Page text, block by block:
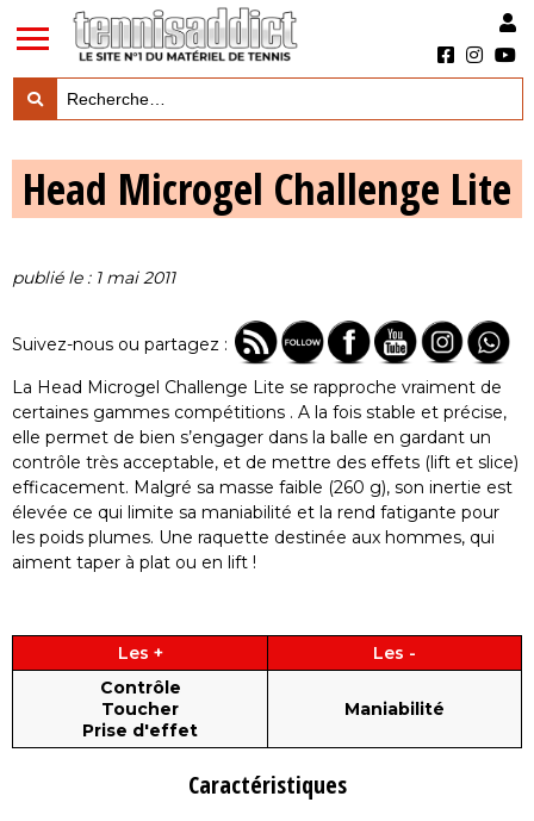
LES ACTUS MARQUES & PRODUITS 
LES GUIDES DU MATERIEL
Head Microgel Challenge Lite
publié le : 1 mai 2011
Suivez-nous ou partagez :
La Head Microgel Challenge Lite se rapproche vraiment de
certaines gammes compétitions . A la fois stable et précise,
elle permet de bien s’engager dans la balle en gardant un
contrôle très acceptable, et de mettre des effets (lift et slice)
efficacement. Malgré sa masse faible (260 g), son inertie est
élevée ce qui limite sa maniabilité et la rend fatigante pour
les poids plumes. Une raquette destinée aux hommes, qui
aiment taper à plat ou en lift !
Les +
Les -
Contrôle
Toucher
Prise d'effet
Maniabilité
Caractéristiques